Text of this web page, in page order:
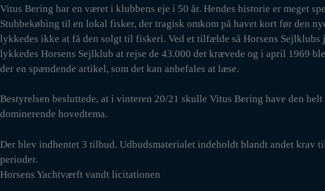
Vitus Bering har en været i klubbens eje i 50 år. Hendes historie er meget
Stubbekøbing til en lokal fisker, der tragisk omkom på havet kort før den
lykkedes ikke at få den solgt til fiskeri. Ved et tilfælde så Horsens
lykkedes Horsens Sejlklub at rejse de 43.000 det krævede og i april 1969
der en spændende artikel, som det kan anbefales at læse.
Bestyrelsen besluttede, at i vinteren 20/21 skulle Vitus Bering have den
dominerende hovedtema.
Der blev indhentet 3 tilbud. Udbudsmaterialet indeholdt blandt andet krav
perioder.
Horsens Yachtværft vandt licitationen